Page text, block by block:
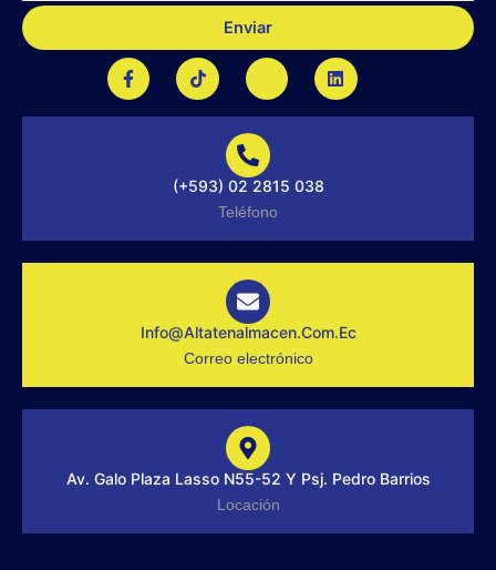
Enviar
F
a
c
e
T
i
k
t
J
i
-
n
s
t
a
r
a
-
1
-
i
g
L
i
n
k
(+593) 02 2815 038
Teléfono
Info@altatenalmacen.com.ec
Correo electrónico
Av. Galo Plaza Lasso N55-52 Y Psj. Pedro Barrios
Locación